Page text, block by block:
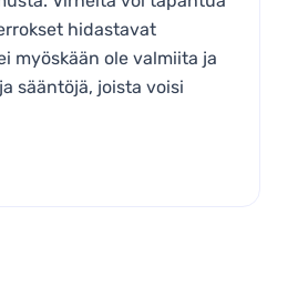
hidastavat
myöskään ole valmiita ja
sääntöjä, joista voisi